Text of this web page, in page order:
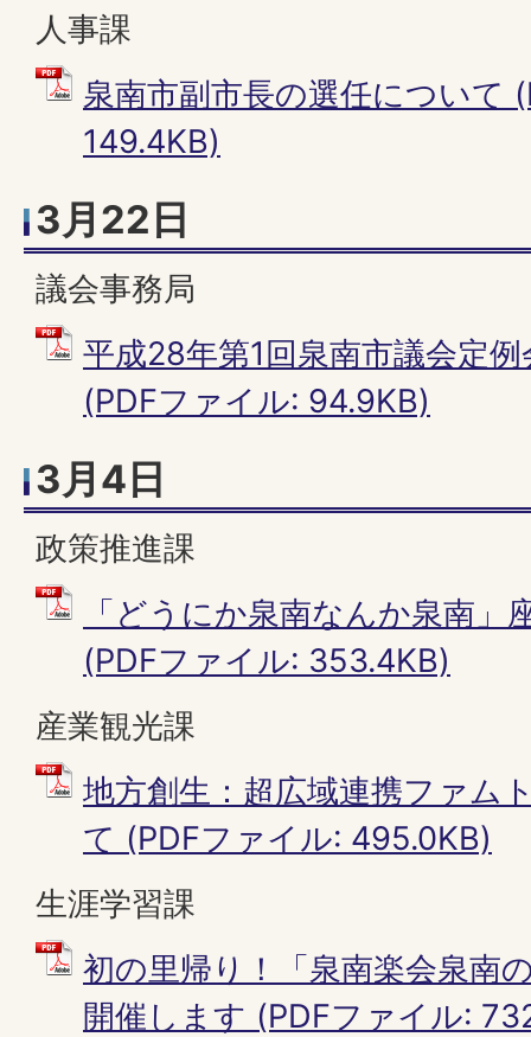
人事課
泉南市副市長の選任について
149.4KB)
3月22日
議会事務局
平成28年第1回泉南市議会定
(PDFファイル: 94.9KB)
3月4日
政策推進課
「どうにか泉南なんか泉南」
(PDFファイル: 353.4KB)
産業観光課
地方創生：超広域連携ファム
て (PDFファイル: 495.0KB)
生涯学習課
初の里帰り！「泉南楽会泉南
開催します (PDFファイル: